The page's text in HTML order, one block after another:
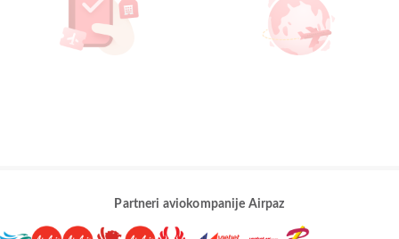
Partneri aviokompanije Airpaz